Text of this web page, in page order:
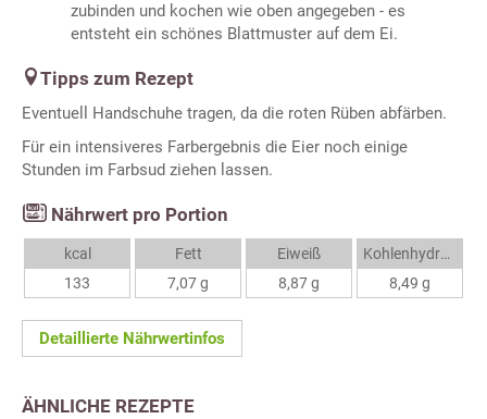
zubinden und kochen wie oben angegeben - es
entsteht ein schönes Blattmuster auf dem Ei.
Tipps zum Rezept
Eventuell Handschuhe tragen, da die roten Rüben abfärben.
Für ein intensiveres Farbergebnis die Eier noch einige
Stunden im Farbsud ziehen lassen.
Nährwert pro Portion
kcal
133
Fett
7,07 g
Eiweiß
8,87 g
Kohlenhydrate
8,49 g
Detaillierte Nährwertinfos
ÄHNLICHE REZEPTE